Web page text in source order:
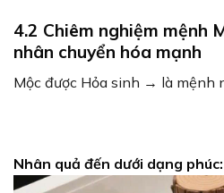
4.2 Chiêm nghiệm mệnh
nhân chuyển hóa mạnh
Mộc được Hỏa sinh → là mệnh
Nhân quả đến dưới dạng phúc: